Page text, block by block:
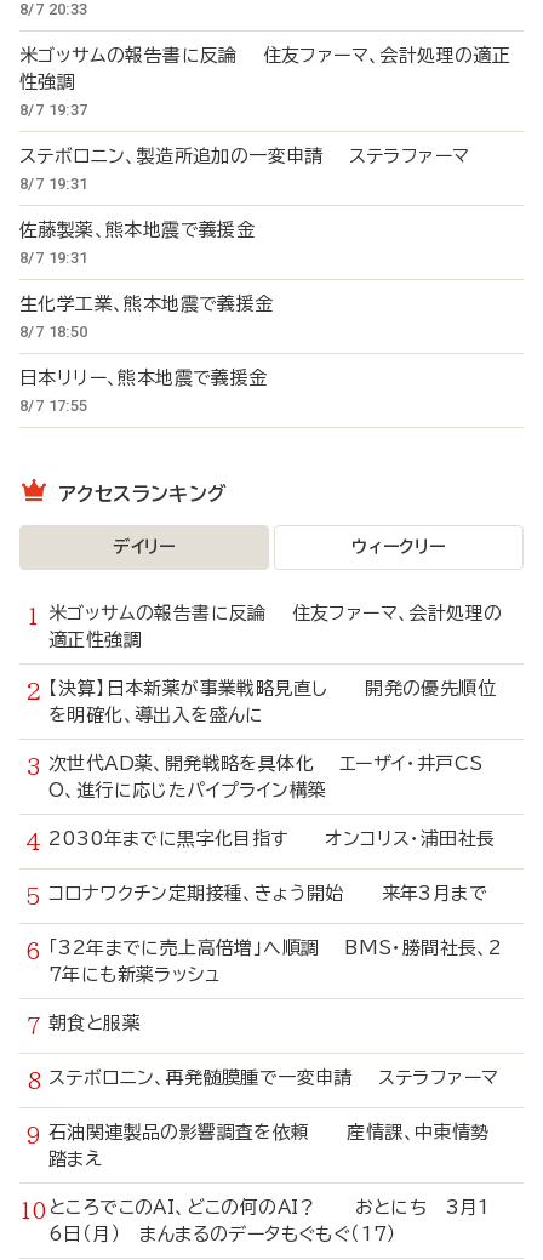
8/7 20:33
米ゴッサムの報告書に反論 住友ファーマ、会計処理の適正
性強調
8/7 19:37
ステボロニン、製造所追加の一変申請 ステラファーマ
8/7 19:31
佐藤製薬、熊本地震で義援金
8/7 19:31
生化学工業、熊本地震で義援金
8/7 18:50
日本リリー、熊本地震で義援金
8/7 17:55
アクセスランキング
デイリー ウィークリー
米ゴッサムの報告書に反論 住友ファーマ、会計処理の
適正性強調
【決算】日本新薬が事業戦略見直し 開発の優先順位
を明確化、導出入を盛んに
次世代AD薬、開発戦略を具体化 エーザイ・井戸CS
O、進行に応じたパイプライン構築
2030年までに黒字化目指す オンコリス・浦田社長
コロナワクチン定期接種、きょう開始 来年3月まで
「32年までに売上高倍増」へ順調 BMS・勝間社長、2
7年にも新薬ラッシュ
朝食と服薬
ステボロニン、再発髄膜腫で一変申請 ステラファーマ
石油関連製品の影響調査を依頼 産情課、中東情勢
踏まえ
ところでこのAI、どこの何のAI？ おとにち 3月1
6日（月） まんまるのデータもぐもぐ（17）